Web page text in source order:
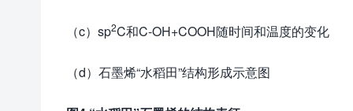
（c）sp2C和C-OH+COOH随时间和温度的变化
（d）石墨烯“水稻田”结构形成示意图